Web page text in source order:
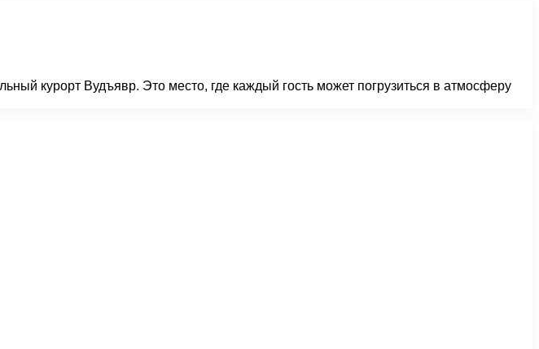
курорт Вудъявр. Это место, где каждый гость может погрузиться в атмосферу